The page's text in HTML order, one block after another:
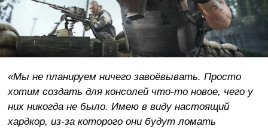
«Мы не планируем ничего завоёвывать. Просто
хотим создать для консолей что-то новое, чего у
них никогда не было. Имею в виду настоящий
хардкор, из-за которого они будут ломать